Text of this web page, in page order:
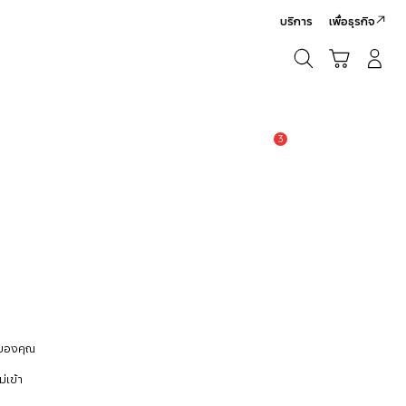
บริการ เพื่อธุรกิจ
3
องคุณ
ข้า